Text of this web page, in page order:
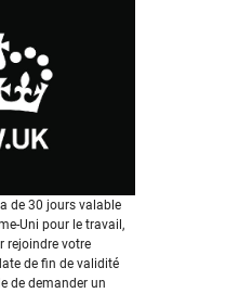
de 30 jours valable
Uni pour le travail,
rejoindre votre
de fin de validité
de demander un